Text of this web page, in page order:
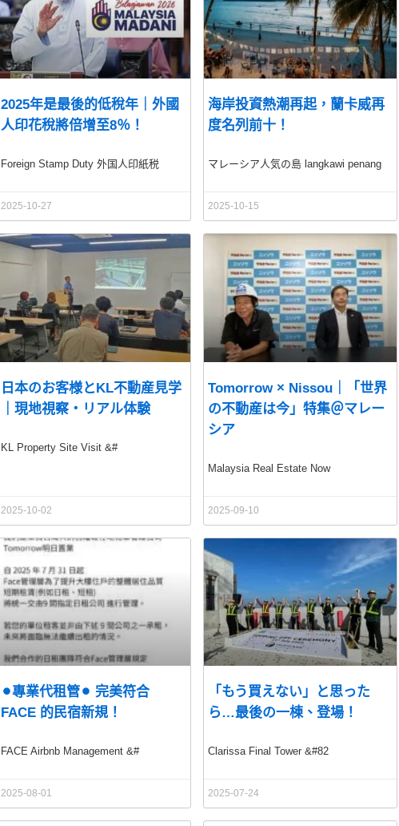
2025年是最後的低稅年｜外國
人印花稅將倍增至8％！
Foreign Stamp Duty 外国人印紙税
2025-10-27
海岸投資熱潮再起，蘭卡威再
度名列前十！
マレーシア人気の島 langkawi penang
2025-10-15
日本のお客様とKL不動産見学
｜現地視察・リアル体験
KL Property Site Visit &#
2025-10-02
Tomorrow × Nissou｜「世界
の不動産は今」特集＠マレー
シア
Malaysia Real Estate Now
2025-09-10
⚫︎專業代租管⚫︎ 完美符合
FACE 的民宿新規！
FACE Airbnb Management &#
2025-08-01
「もう買えない」と思った
ら…最後の一棟、登場！
Clarissa Final Tower &#82
2025-07-24